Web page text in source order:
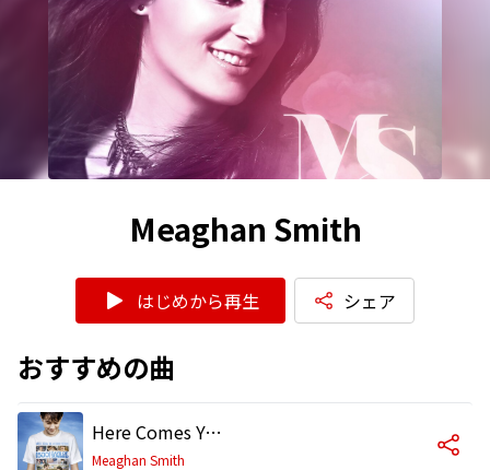
初回30日間無料お試し
Meaghan Smith
はじめから再生 シェア
おすすめの曲
Here Comes Your Man
Meaghan Smith